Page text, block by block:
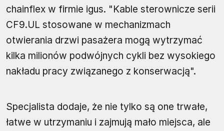
chainflex w firmie igus. "Kable sterownicze serii
CF9.UL stosowane w mechanizmach
otwierania drzwi pasażera mogą wytrzymać
kilka milionów podwójnych cykli bez wysokiego
nakładu pracy związanego z konserwacją".
Specjalista dodaje, że nie tylko są one trwałe,
łatwe w utrzymaniu i zajmują mało miejsca, ale